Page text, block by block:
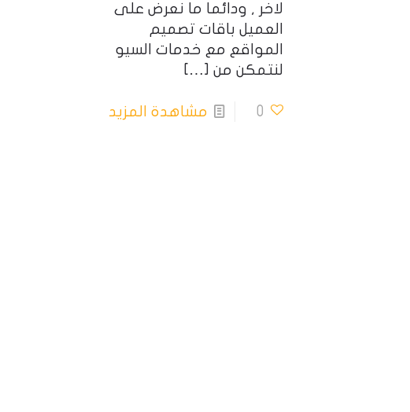
لاخر , ودائما ما نعرض على
العميل باقات تصميم
المواقع مع خدمات السيو
لنتمكن من […]
0 مشاهدة المزيد